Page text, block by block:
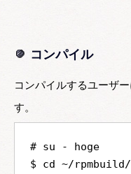
コンパイル
コンパイルするユーザ
す。
# su - hoge
$ cd ~/rpmbuild/